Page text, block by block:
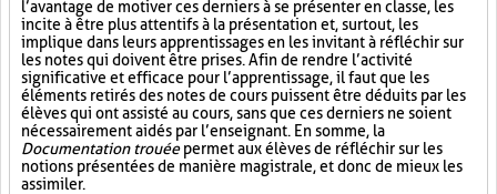
l’avantage de motiver ces derniers à se présenter en classe, les
incite à être plus attentifs à la présentation et, surtout, les
implique dans leurs apprentissages en les invitant à réfléchir sur
les notes qui doivent être prises. Afin de rendre l’activité
significative et efficace pour l’apprentissage, il faut que les
éléments retirés des notes de cours puissent être déduits par les
élèves qui ont assisté au cours, sans que ces derniers ne soient
nécessairement aidés par l’enseignant. En somme, la
Documentation trouéepermet aux élèves de réfléchir sur les
notions présentées de manière magistrale, et donc de mieux les
assimiler.